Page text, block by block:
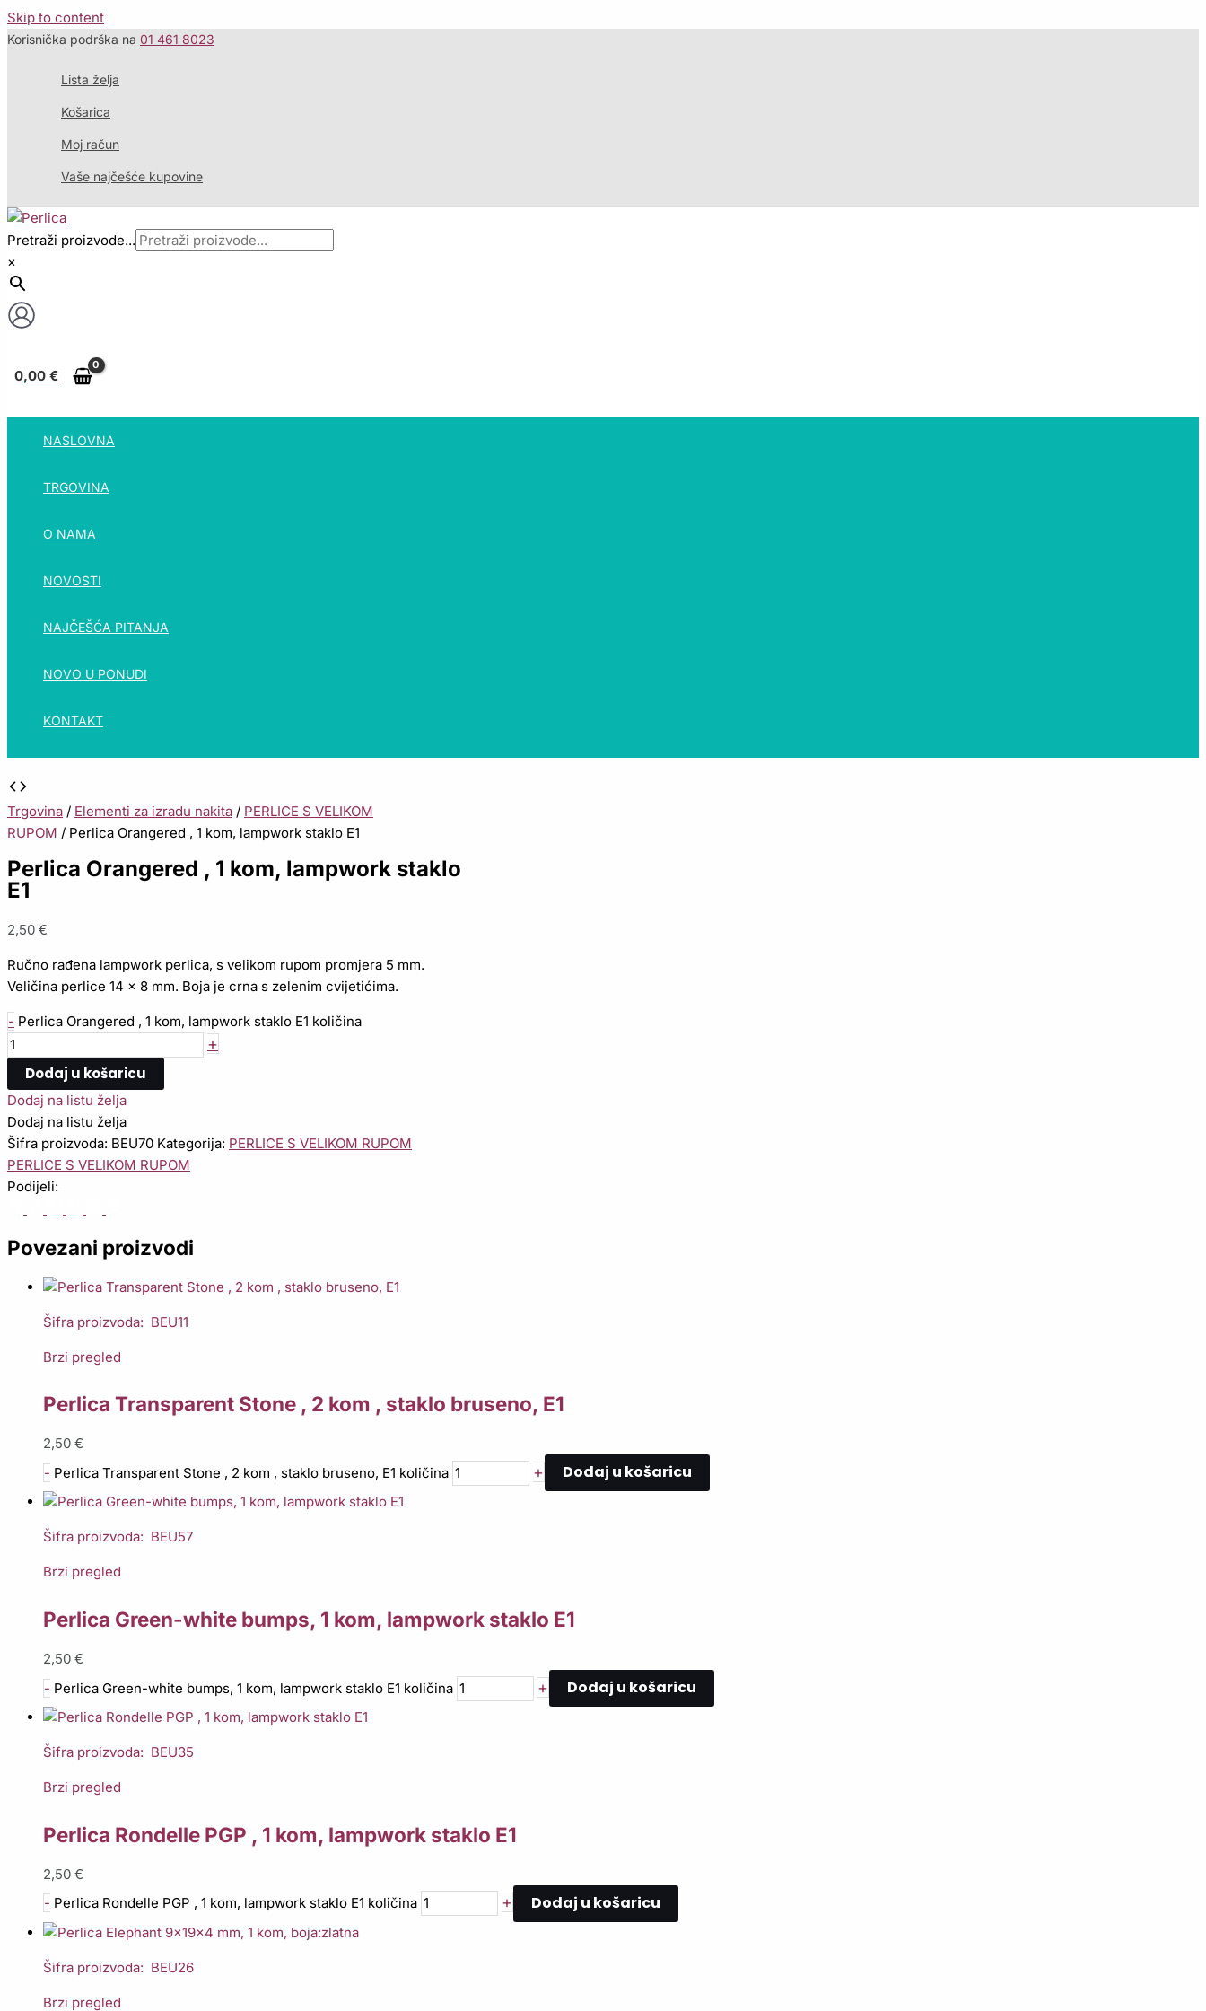
Skip to content
Korisnička podrška na 01 461 8023
Lista želja
Košarica
Moj račun
Vaše najčešće kupovine
Pretraži proizvode...
×
0,00 €
NASLOVNA
TRGOVINA
O NAMA
NOVOSTI
NAJČEŠĆA PITANJA
NOVO U PONUDI
KONTAKT
Trgovina / Elementi za izradu nakita / PERLICE S VELIKOM
RUPOM / Perlica Orangered , 1 kom, lampwork staklo E1
Perlica Orangered , 1 kom, lampwork staklo
E1
2,50 €
Ručno rađena lampwork perlica, s velikom rupom promjera 5 mm.
Veličina perlice 14 x 8 mm. Boja je crna s zelenim cvijetićima.
- Perlica Orangered , 1 kom, lampwork staklo E1 količina
+
Dodaj u košaricu
Dodaj na listu želja
Dodaj na listu želja
Šifra proizvoda: BEU70 Kategorija: PERLICE S VELIKOM RUPOM
PERLICE S VELIKOM RUPOM
Podijeli:
Povezani proizvodi
Šifra proizvoda: BEU11
Brzi pregled
Perlica Transparent Stone , 2 kom , staklo bruseno, E1
2,50 €
- Perlica Transparent Stone , 2 kom , staklo bruseno, E1 količina + Dodaj u košaricu
Šifra proizvoda: BEU57
Brzi pregled
Perlica Green-white bumps, 1 kom, lampwork staklo E1
2,50 €
- Perlica Green-white bumps, 1 kom, lampwork staklo E1 količina + Dodaj u košaricu
Šifra proizvoda: BEU35
Brzi pregled
Perlica Rondelle PGP , 1 kom, lampwork staklo E1
2,50 €
- Perlica Rondelle PGP , 1 kom, lampwork staklo E1 količina + Dodaj u košaricu
Šifra proizvoda: BEU26
Brzi pregled